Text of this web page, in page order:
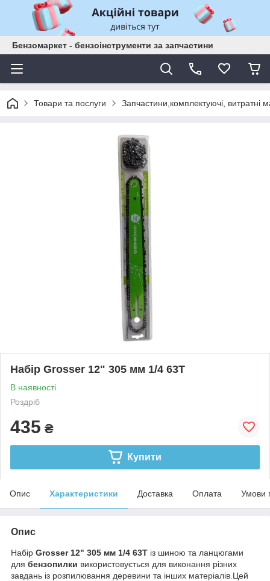
Бензомаркет - бензоінструменти за запчастини
Товари та послуги Запчастини,комплектуючі, витратні
Набір Grosser 12" 305 мм 1/4 63Т
В наявності
Роздріб
435 ₴
Купити
Опис Характеристики Доставка Оплата Умови
Опис
Набір Grosser 12" 305 мм 1/4 63Т із шиною та ланцюгами
для бензопилки використовується для виконання різних
завдань із розпилювання деревини та інших матеріалів.Цей